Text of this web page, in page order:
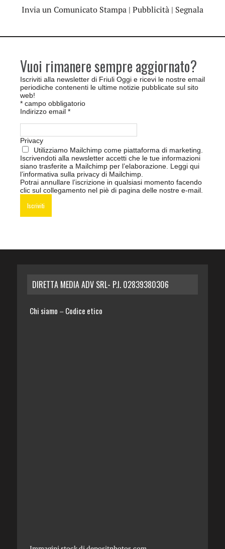
Invia un Comunicato Stampa | Pubblicità | Segnala
Vuoi rimanere sempre aggiornato?
Iscriviti alla newsletter di Friuli Oggi e ricevi le nostre email
periodiche contenenti le ultime notizie pubblicate sul sito
web!
* campo obbligatorio
Indirizzo email *
Privacy
Utilizziamo Mailchimp come piattaforma di marketing.
Iscrivendoti alla newsletter accetti che le tue informazioni
siano trasferite a Mailchimp per l’elaborazione. Leggi qui
l’informativa sulla privacy di Mailchimp
Potrai annullare l’iscrizione in qualsiasi momento facendo
clic sul collegamento nel piè di pagina delle nostre e-mail.
DIRETTA MEDIA ADV SRL- P.I. 02839380306
Chi siamo – Codice etico